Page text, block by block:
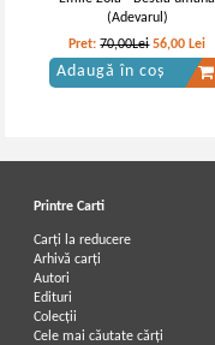
(Adevarul)
Pret:70,00Lei 56,00 Lei
Adaugă în coș
Printre Carti
Carți la reducere
Arhivă carți
Autori
Edituri
Colecții
Cele mai căutate cărți